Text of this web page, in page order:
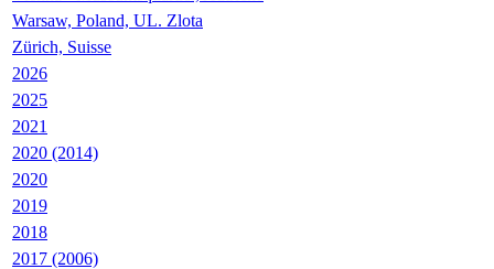
Warsaw, Poland, UL. Zlota
Zürich, Suisse
2026
2025
2021
2020 (2014)
2020
2019
2018
2017 (2006)